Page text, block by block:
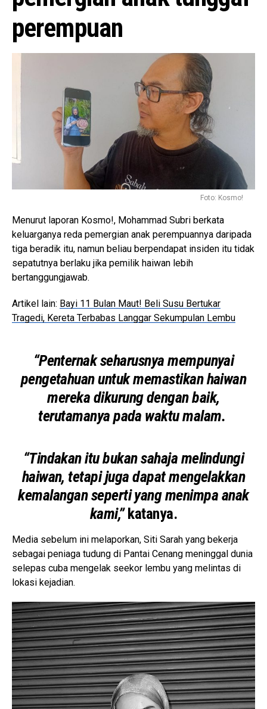
perempuan
Foto: Kosmo!
Menurut laporan Kosmo!, Mohammad Subri berkata
keluarganya reda pemergian anak perempuannya daripada
tiga beradik itu, namun beliau berpendapat insiden itu tidak
sepatutnya berlaku jika pemilik haiwan lebih
bertanggungjawab.
Artikel lain: Bayi 11 Bulan Maut! Beli Susu Bertukar
Tragedi, Kereta Terbabas Langgar Sekumpulan Lembu
“Penternak seharusnya mempunyai
pengetahuan untuk memastikan haiwan
mereka dikurung dengan baik,
terutamanya pada waktu malam.
“Tindakan itu bukan sahaja melindungi
haiwan, tetapi juga dapat mengelakkan
kemalangan seperti yang menimpa anak
kami,”katanya.
Media sebelum ini melaporkan, Siti Sarah yang bekerja
sebagai peniaga tudung di Pantai Cenang meninggal dunia
selepas cuba mengelak seekor lembu yang melintas di
lokasi kejadian.